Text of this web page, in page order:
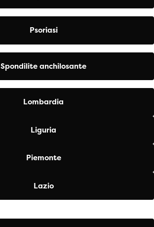
Psoriasi
Spondilite anchilosante
Lombardia
Liguria
Piemonte
Lazio